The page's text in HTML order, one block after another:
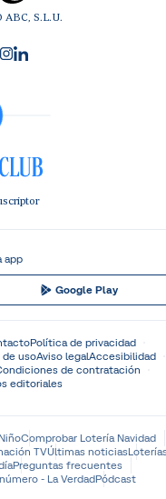
S.L.U.
app
Google Play
Política de privacidad
usoAviso legalAccesibilidad
de contratación
editoriales
Comprobar Lotería Navidad
TVÚltimas noticias
Preguntas frecuentes
- La VerdadPódcast